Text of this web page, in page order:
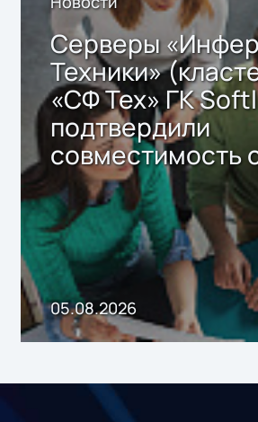
Серверы
Техники»
«СФ Тех» ГК
подтвердили
совместимость
решением Sharx
Storage 2.x для
хранения
05.08.2026